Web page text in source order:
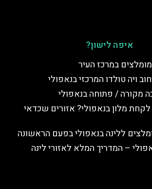
איפה לישון?
במרכז העיר
ויה טולדו המרכזי בנאפולי
מקורה / פתוחה בנאפולי
מלון בנאפולי? אזורים שכדאי
ללינה בנאפולי בפעם הראשונה
– המדריך המלא לאזורי לינה